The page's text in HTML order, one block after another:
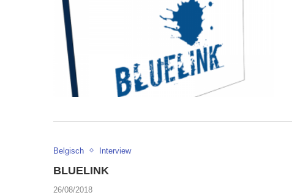
Belgisch Interview
BLUELINK
26/08/2018